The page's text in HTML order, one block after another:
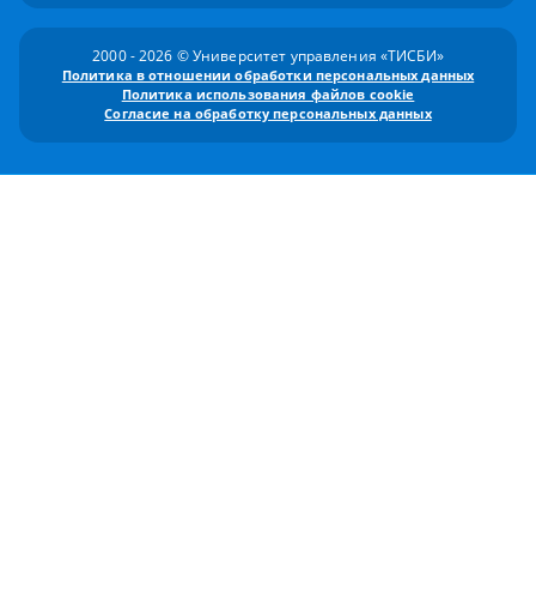
2000 - 2026 © Университет управления «ТИСБИ»
Политика в отношении обработки персональных данных
Политика использования файлов cookie
Согласие на обработку персональных данных